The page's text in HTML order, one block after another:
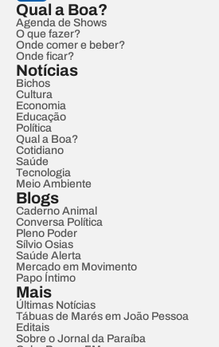
Qual a Boa?
Agenda de Shows
O que fazer?
Onde comer e beber?
Onde ficar?
Notícias
Bichos
Cultura
Economia
Educação
Política
Qual a Boa?
Cotidiano
Saúde
Tecnologia
Meio Ambiente
Blogs
Caderno Animal
Conversa Política
Pleno Poder
Sílvio Osias
Saúde Alerta
Mercado em Movimento
Papo Íntimo
Mais
Últimas Notícias
Tábuas de Marés em João Pessoa
Editais
Sobre o Jornal da Paraíba